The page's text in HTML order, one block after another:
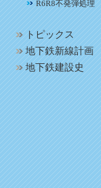
R6R8不発弾処理
トピックス
地下鉄新線計画
地下鉄建設史